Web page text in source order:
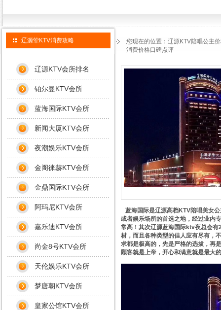
您现在的位置： 辽源KTV陪唱公主
消费价格口碑点评
蓝海国际是辽源高档KTV陪唱美女
或者娱乐场所的首选之地，经过业内
常高！其次辽源蓝海国际ktv夜总会
材，而且各种类型的佳人应有尽有，
求都是极高的，先是严格的选拔，再
顾客就是上帝，开心和满意就是最大
辽源荤KTV消费攻略
辽源KTV会所排名
铂尔曼KTV会所
蓝海国际KTV会所
新闻大厦KTV会所
夜潮娱乐KTV会所
金阁徕赫KTV会所
金鼎国际KTV会所
阿玛尼KTV会所
嘉乐迪KTV会所
尚金8号KTV会所
天伦娱乐KTV会所
梦唐朝KTV会所
皇家公馆KTV会所